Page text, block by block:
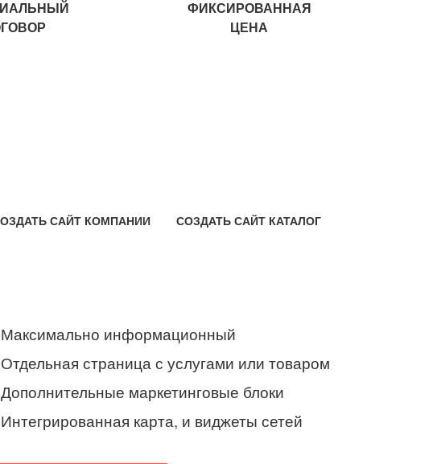
ФИКСИРОВАННАЯ
ЦЕНА
САЙТ КОМПАНИИ СОЗДАТЬ САЙТ КАТАЛОГ
информационный
страница с услугами или товаром
маркетинговые блоки
карта, и виджеты сетей